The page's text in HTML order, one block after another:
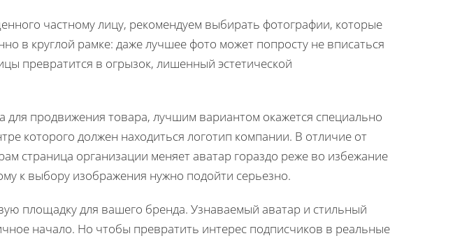
частному лицу, рекомендуем выбирать фотографии, которые
в круглой рамке: даже лучшее фото может попросту не вписаться
превратится в огрызок, лишенный эстетической
для продвижения товара, лучшим вариантом окажется специально
которого должен находиться логотип компании. В отличие от
страница организации меняет аватар гораздо реже во избежание
к выбору изображения нужно подойти серьезно.
площадку для вашего бренда. Узнаваемый аватар и стильный
начало. Но чтобы превратить интерес подписчиков в реальные